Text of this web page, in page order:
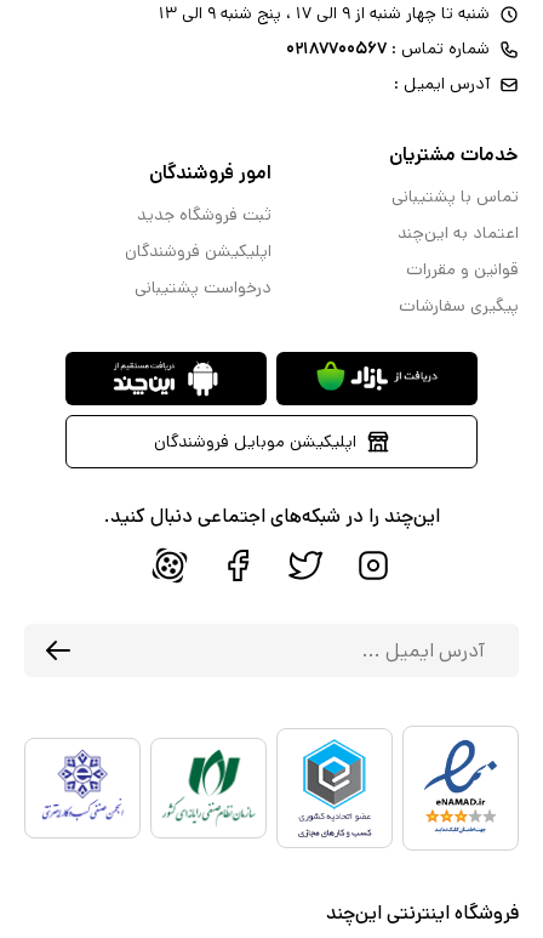
شنبه تا چهار شنبه از ۹ الی ۱۷ ، پنج شنبه ۹ الی ۱۳
شماره تماس : ۰۲۱۸۷۷۰۰۵۶۷
آدرس ایمیل :
خدمات مشتریان
تماس با پشتیبانی
اعتماد به این‌چند
قوانین و مقررات
پیگیری سفارشات
امور فروشندگان
ثبت فروشگاه جدید
اپلیکیشن فروشندگان
درخواست پشتیبانی
اپلیکیشن موبایل فروشندگان
این‌چند را در شبکه‌های اجتماعی دنبال کنید.
فروشگاه اینترنتی این‌چند